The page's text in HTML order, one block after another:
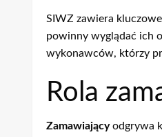
SIWZ zawiera
powinny wyglądać ich
wykonawców, którzy
Rola
Zamawiającyodgrywa